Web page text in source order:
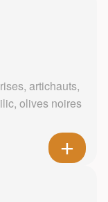
artichauts,
olives noires